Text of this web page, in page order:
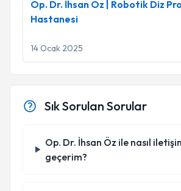
Op. Dr. İhsan Öz | Robotik Diz
Hastanesi
14 Ocak 2025
Sık Sorulan Sorular
Op. Dr. İhsan Öz ile nasıl
geçerim?